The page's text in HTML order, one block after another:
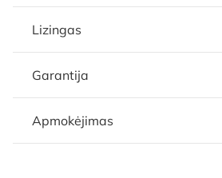
Lizingas
Garantija
Apmokėjimas